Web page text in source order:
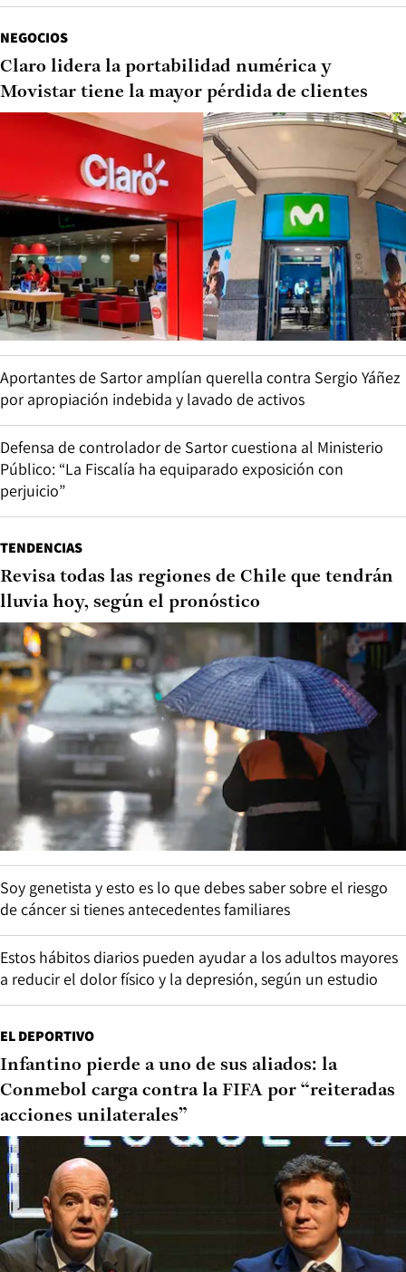
NEGOCIOS
Claro lidera la portabilidad numérica y
Movistar tiene la mayor pérdida de clientes
Aportantes de Sartor amplían querella contra Sergio Yáñez
por apropiación indebida y lavado de activos
Defensa de controlador de Sartor cuestiona al Ministerio
Público: “La Fiscalía ha equiparado exposición con
perjuicio”
TENDENCIAS
Revisa todas las regiones de Chile que tendrán
lluvia hoy, según el pronóstico
Soy genetista y esto es lo que debes saber sobre el riesgo
de cáncer si tienes antecedentes familiares
Estos hábitos diarios pueden ayudar a los adultos mayores
a reducir el dolor físico y la depresión, según un estudio
EL DEPORTIVO
Infantino pierde a uno de sus aliados: la
Conmebol carga contra la FIFA por “reiteradas
acciones unilaterales”